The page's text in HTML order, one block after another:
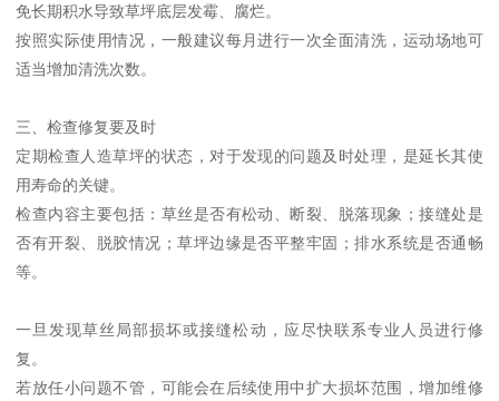
免长期积水导致草坪底层发霉、腐烂。
按照实际使用情况，一般建议每月进行一次全面清洗，运动场地可
适当增加清洗次数。
三、检查修复要及时
定期检查人造草坪的状态，对于发现的问题及时处理，是延长其使
用寿命的关键。
检查内容主要包括：草丝是否有松动、断裂、脱落现象；接缝处是
否有开裂、脱胶情况；草坪边缘是否平整牢固；排水系统是否通畅
等。
一旦发现草丝局部损坏或接缝松动，应尽快联系专业人员进行修
复。
若放任小问题不管，可能会在后续使用中扩大损坏范围，增加维修